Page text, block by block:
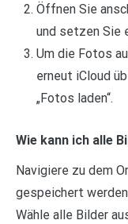
Öffnen Sie
und setzen Sie
Um die Fotos
erneut iCloud
„Fotos laden“.
Wie kann ich alle
Navigiere zu dem
gespeichert
Wähle alle Bilder